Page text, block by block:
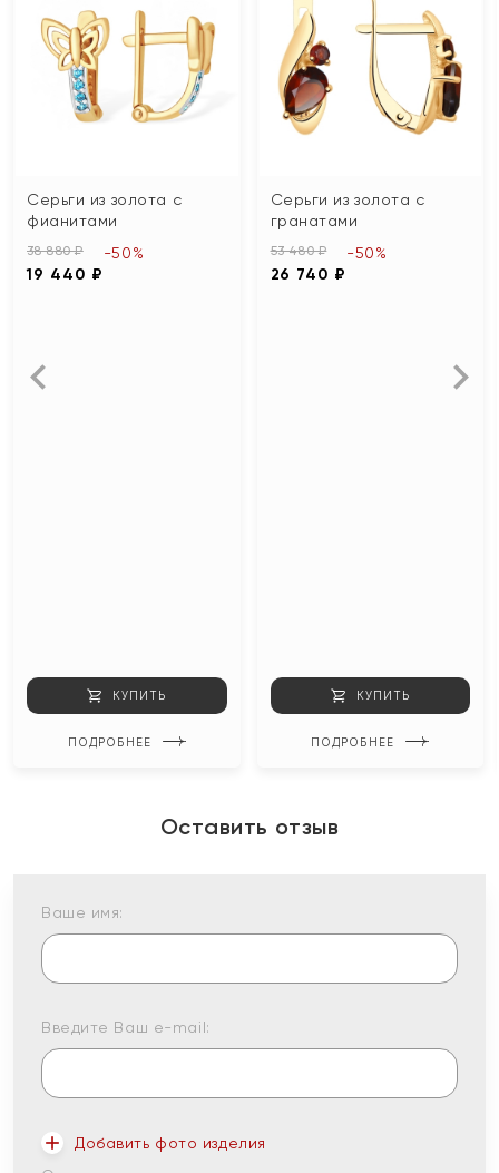
Серьги из золота с
фианитами
38 880 ₽
19 440 ₽
-50%
КУПИТЬ
ПОДРОБНЕЕ
Серьги из золота с
гранатами
53 480 ₽
26 740 ₽
-50%
КУПИТЬ
ПОДРОБНЕЕ
Оставить отзыв
Ваше имя:
Введите Ваш e-mail:
Добавить фото изделия